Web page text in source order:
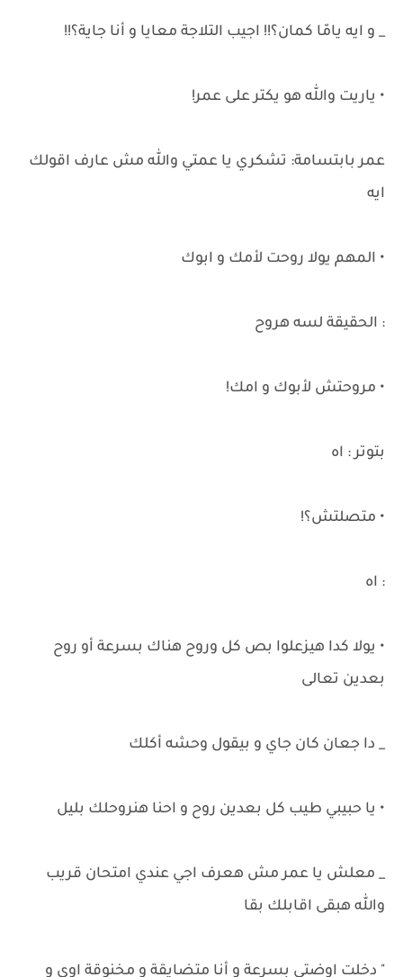
_ و ايه يامّا كمان؟!! اجيب التلاجة معايا و أنا جاية؟!!
• ياريت والله هو يكتر على عمر!
عمر بابتسامة: تشكري يا عمتي والله مش عارف اقولك
ايه
• المهم يولا روحت لأمك و ابوك
: الحقيقة لسه هروح
• مروحتش لأبوك و امك!
بتوتر : اه
• متصلتش؟!
: اه
• يولا كدا هيزعلوا بص كل وروح هناك بسرعة أو روح
بعدين تعالى
_ دا جعان كان جاي و بيقول وحشه أكلك
• يا حبيبي طيب كل بعدين روح و احنا هنروحلك بليل
_ معلش يا عمر مش هعرف اجي عندي امتحان قريب
والله هبقى اقابلك بقا
" دخلت اوضتي بسرعة و أنا متضايقة و مخنوقة اوي و